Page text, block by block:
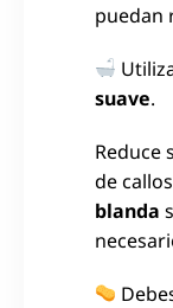
puedan
suave.
Reduce
de
blanda